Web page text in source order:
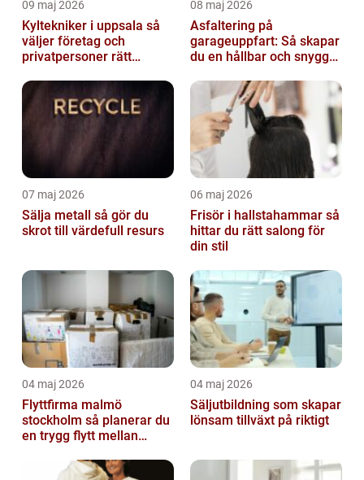
09 maj 2026
Kyltekniker i uppsala så
väljer företag och
privatpersoner rätt
08 maj 2026
Asfaltering på
garageuppfart: Så skapar
du en hållbar och snygg
07 maj 2026
Sälja metall så gör du
skrot till värdefull resurs
06 maj 2026
Frisör i hallstahammar så
hittar du rätt salong för
din stil
04 maj 2026
Flyttfirma malmö
stockholm så planerar du
en trygg flytt mellan
04 maj 2026
Säljutbildning som skapar
lönsam tillväxt på riktigt